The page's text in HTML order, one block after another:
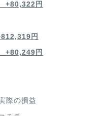
円
円
円
際の損益